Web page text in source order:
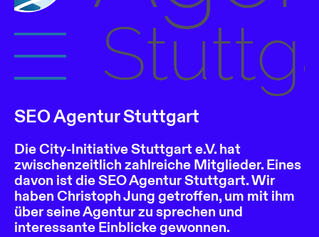
SEO Agentur Stuttgart
Die City-Initiative Stuttgart e.V. hat
zwischenzeitlich zahlreiche Mitglieder. Eines
davon ist die SEO Agentur Stuttgart. Wir
haben Christoph Jung getroffen, um mit ihm
über seine Agentur zu sprechen und
interessante Einblicke gewonnen.